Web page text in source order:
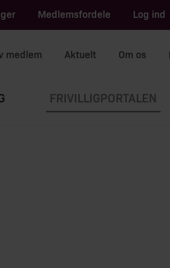
Medlemsfordele Log ind
medlem Aktuelt Om os
FRIVILLIGPORTALEN